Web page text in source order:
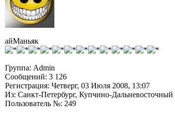
айМаньяк
Группа: Admin
Сообщений: 3 126
Регистрация: Четверг, 03 Июля 2008, 13:07
Из: Санкт-Петербург, Купчино-Дальневосточный
Пользователь №: 249